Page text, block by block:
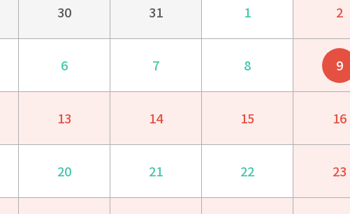
30 31 1 2
6 7 8 9
13 14 15 16
20 21 22 23